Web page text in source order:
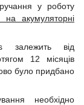
у роботу
на акумуляторні
залежить від
12 місяців
було придбано
необхідно